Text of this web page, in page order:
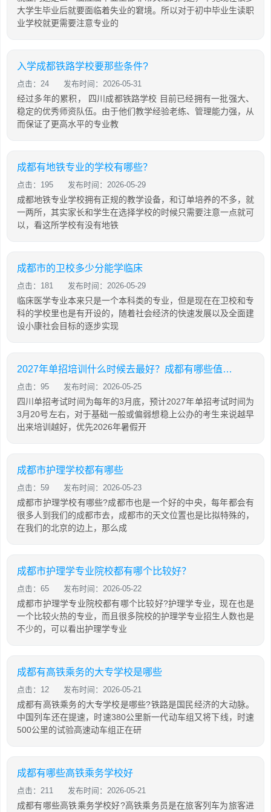
大学生毕业后就要面临着失业的窘境。所以对于初中毕业生读职
业学校就更需要注意专业的
入学成都铁路学校要那些条件?
点击：24 发布时间：2026-05-31
经过多年的累积， 四川成都铁路学校 目前已经拥有一批强大、
稳定的优秀师资队伍。由于他们教学经验老练、管理能力强，从
而保证了更高水平的专业教
成都有地铁专业的学校有哪些？
点击：195 发布时间：2026-05-29
成都地铁专业学校拥有正规的教学设备，和订单培养的不多，就
一两所，其实家长和学生在选择学校的时候只需要注意一点就可
以，看这所学校有没有地铁
成都市的卫校多少分能学临床
点击：181 发布时间：2026-05-29
临床医学专业本来只是一个本科类的专业，但是现在在卫校和专
科的学校里也是有开设的，随着社会经济的快速发展以及全面建
设小康社会目标的逐步实现
2027年单招培训什么时候去最好？成都有哪些值得推荐的单招培训机构？
点击：95 发布时间：2026-05-25
四川单招考试时间为每年的3月底，预计2027年单招考试时间为
3月20号左右，对于基础一般或偏弱想稳上公办的考生来说越早
出来培训越好，优先2026年暑假开
成都市护理学校都有哪些
点击：59 发布时间：2026-05-23
成都市护理学校有哪些?成都市也是一个好的中央，每年都会有
很多人到我们的成都市去，成都市的天文位置也是比拟特殊的，
在我们的北京的边上，那么成
成都市护理学专业院校都有哪个比较好？
点击：65 发布时间：2026-05-22
成都市护理学专业院校都有哪个比较好?护理学专业，现在也是
一个比较火热的专业，而且很多院校的护理学专业招生人数也是
不少的，可以看出护理学专业
成都有高铁乘务的大专学校是哪些
点击：12 发布时间：2026-05-21
成都有高铁乘务的大专学校是哪些?铁路是国民经济的大动脉。
中国列车还在提速，时速380公里新一代动车组又将下线，时速
500公里的试验高速动车组正在研
成都有哪些高铁乘务学校好
点击：211 发布时间：2026-05-21
成都有哪些高铁乘务学校好?高铁乘务员是在旅客列车为旅客进